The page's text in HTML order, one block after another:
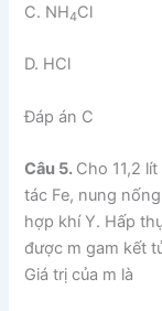
C. NH4Cl
D. HCl
Đáp án C
Câu 5. Cho 11,2
tác Fe, nung
hợp khí Y. Hấp
được m gam kết
Giá trị của m là